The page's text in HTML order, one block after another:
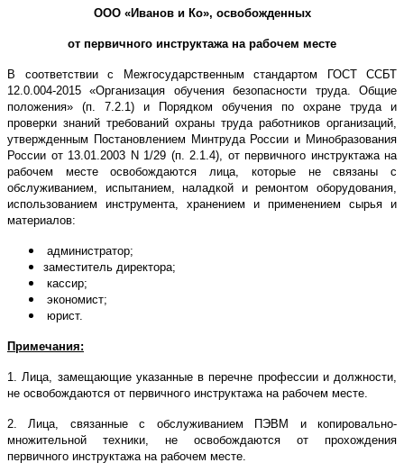
ООО «Иванов и Ко», освобожденных
от первичного инструктажа на рабочем месте
В соответствии с Межгосударственным стандартом ГОСТ ССБТ
12.0.004-2015 «Организация обучения безопасности труда. Общие
положения» (п. 7.2.1) и Порядком обучения по охране труда и
проверки знаний требований охраны труда работников организаций,
утвержденным Постановлением Минтруда России и Минобразования
России от 13.01.2003 N 1/29 (п. 2.1.4), от первичного инструктажа на
рабочем месте освобождаются лица, которые не связаны с
обслуживанием, испытанием, наладкой и ремонтом оборудования,
использованием инструмента, хранением и применением сырья и
материалов:
администратор;
заместитель директора;
кассир;
экономист;
юрист.
Примечания:
1. Лица, замещающие указанные в перечне профессии и должности,
не освобождаются от первичного инструктажа на рабочем месте.
2. Лица, связанные с обслуживанием ПЭВМ и копировально-
множительной техники, не освобождаются от прохождения
первичного инструктажа на рабочем месте.